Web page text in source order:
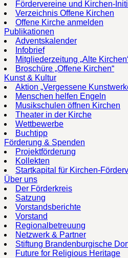
Fördervereine und Kirchen-
Verzeichnis Offene Kirchen
Offene Kirche anmelden
Publikationen
Adventskalender
Infobrief
Mitgliederzeitung „Alte
Broschüre „Offene Kirchen“
Kunst & Kultur
Aktion „Vergessene
Menschen helfen Engeln
Musikschulen öffnen Kirchen
Theater in der Kirche
Wettbewerbe
Buchtipp
Förderung & Spenden
Projektförderung
Kollekten
Startkapital für Kirchen-
Über uns
Der Förderkreis
Satzung
Vorstandsberichte
Vorstand
Regionalbetreuung
Netzwerk & Partner
Stiftung Brandenburgische
Future for Religious Heritage